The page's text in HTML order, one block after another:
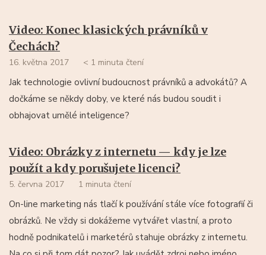
Video: Konec klasických právníků v
Čechách?
16. května 2017 < 1 minuta čtení
Jak technologie ovlivní budoucnost právníků a advokátů? A
dočkáme se někdy doby, ve které nás budou soudit i
obhajovat umělé inteligence?
Video: Obrázky z internetu — kdy je lze
použít a kdy porušujete licenci?
5. června 2017 1 minuta čtení
On-line marketing nás tlačí k používání stále více fotografií či
obrázků. Ne vždy si dokážeme vytvářet vlastní, a proto
hodně podnikatelů i marketérů stahuje obrázky z internetu.